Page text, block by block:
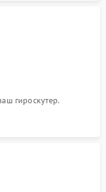
гироскутер.